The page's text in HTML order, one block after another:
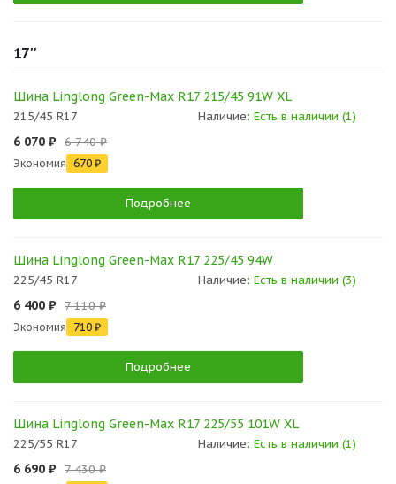
17''
Шина Linglong Green-Max R17 215/45 91W XL
215/45 R17 Наличие: Есть в наличии (1)
6 070 ₽ 6 740 ₽
Экономия 670 ₽
Подробнее
Шина Linglong Green-Max R17 225/45 94W
225/45 R17 Наличие: Есть в наличии (3)
6 400 ₽ 7 110 ₽
Экономия 710 ₽
Подробнее
Шина Linglong Green-Max R17 225/55 101W XL
225/55 R17 Наличие: Есть в наличии (1)
6 690 ₽ 7 430 ₽